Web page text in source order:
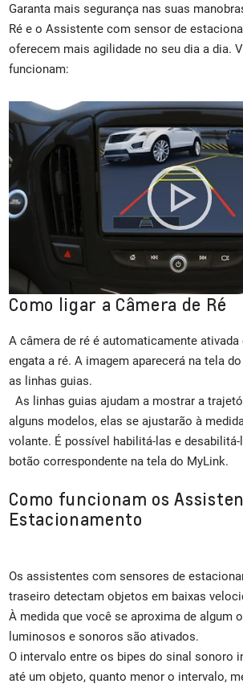
Garanta mais segurança nas suas
Ré e o Assistente com sensor de
oferecem mais agilidade no seu dia a dia.
funcionam:
Como ligar a Câmera de Ré
A câmera de ré é automaticamente ativada
engata a ré. A imagem aparecerá na tela
as linhas guias.
As linhas guias ajudam a mostrar a
alguns modelos, elas se ajustarão à
volante. É possível habilitá-las e
botão correspondente na tela do MyLink.
Como funcionam os
Estacionamento
Os assistentes com sensores de
traseiro detectam objetos em baixas
À medida que você se aproxima de algum
luminosos e sonoros são ativados.
O intervalo entre os bipes do sinal sonoro
até um objeto, quanto menor o intervalo,